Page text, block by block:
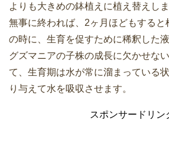
よりも大きめの鉢植えに植え替えし
無事に終われば、2ヶ月ほどもすると
の時に、生育を促すために稀釈した
グズマニアの子株の成長に欠かせな
て、生育期は水が常に溜まっている
り与えて水を吸収させます。
スポンサードリン